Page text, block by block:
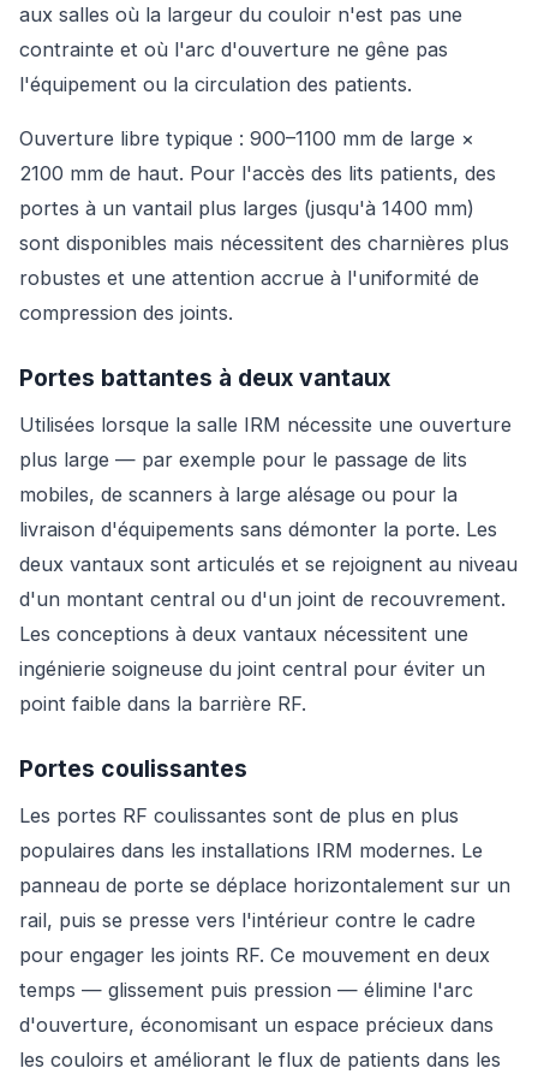
aux salles où la largeur du couloir n'est pas une
contrainte et où l'arc d'ouverture ne gêne pas
l'équipement ou la circulation des patients.
Ouverture libre typique : 900–1100 mm de large ×
2100 mm de haut. Pour l'accès des lits patients, des
portes à un vantail plus larges (jusqu'à 1400 mm)
sont disponibles mais nécessitent des charnières plus
robustes et une attention accrue à l'uniformité de
compression des joints.
Portes battantes à deux vantaux
Utilisées lorsque la salle IRM nécessite une ouverture
plus large — par exemple pour le passage de lits
mobiles, de scanners à large alésage ou pour la
livraison d'équipements sans démonter la porte. Les
deux vantaux sont articulés et se rejoignent au niveau
d'un montant central ou d'un joint de recouvrement.
Les conceptions à deux vantaux nécessitent une
ingénierie soigneuse du joint central pour éviter un
point faible dans la barrière RF.
Portes coulissantes
Les portes RF coulissantes sont de plus en plus
populaires dans les installations IRM modernes. Le
panneau de porte se déplace horizontalement sur un
rail, puis se presse vers l'intérieur contre le cadre
pour engager les joints RF. Ce mouvement en deux
temps — glissement puis pression — élimine l'arc
d'ouverture, économisant un espace précieux dans
les couloirs et améliorant le flux de patients dans les